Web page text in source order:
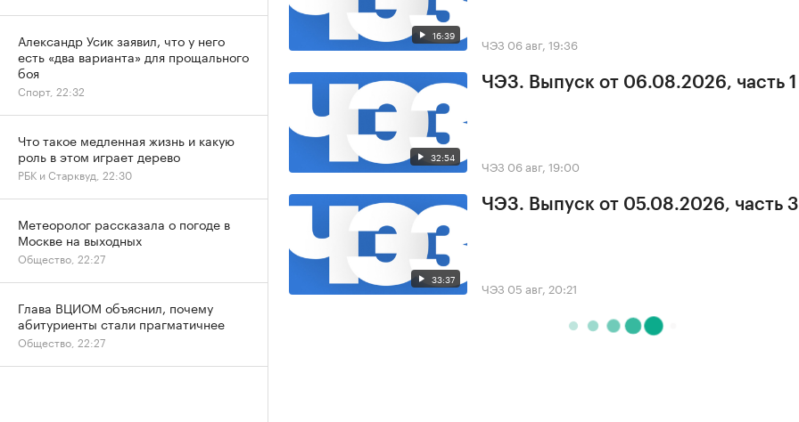
16:39 ЧЭЗ 06 авг, 19:36
32:54
ЧЭЗ. Выпуск от 06.08.2026, часть 1
ЧЭЗ 06 авг, 19:00
33:37
ЧЭЗ. Выпуск от 05.08.2026, часть 3
ЧЭЗ 05 авг, 20:21
Александр Усик заявил, что у него
есть «два варианта» для прощального
боя
Спорт, 22:32
Что такое медленная жизнь и какую
роль в этом играет дерево
РБК и Старквуд, 22:30
Метеоролог рассказала о погоде в
Москве на выходных
Общество, 22:27
Глава ВЦИОМ объяснил, почему
абитуриенты стали прагматичнее
Общество, 22:27